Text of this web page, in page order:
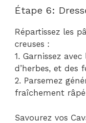
Étape 6:
Répartissez les
creuses :
1. Garnissez
d’herbes, et des
2. Parsemez
fraîchement
Savourez vos